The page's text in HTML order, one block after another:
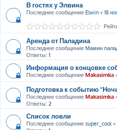
В гостях у Элвина
Последнее сообщение Elwin « 18
Аренда от Паладина
Последнее сообщение Мамин
Ответы: 1
Информация о концовке
Последнее сообщение Makasimka
Подготовка к событию
Последнее сообщение Makasimka
Ответы: 2
Список ловли
Последнее сообщение super_cool«